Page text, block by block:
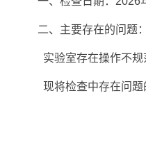
二、主要存在的问题：
实验室存在操作不规
现将检查中存在问题